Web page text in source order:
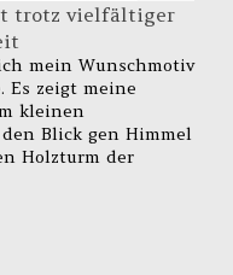
trotz vielfältiger
mein Wunschmotiv
Es zeigt meine
kleinen
Blick gen Himmel
Holzturm der